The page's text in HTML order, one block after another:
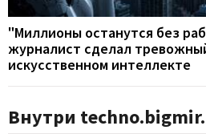
"Миллионы останутся без
журналист сделал
искусственном интеллекте
Внутри